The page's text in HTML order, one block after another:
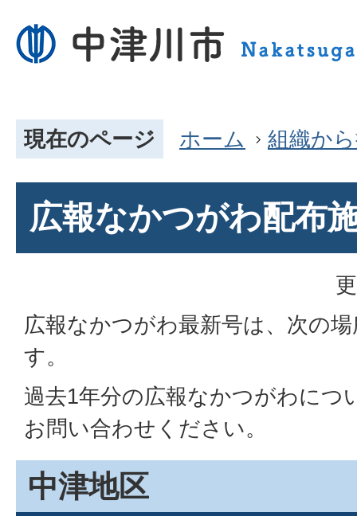
現在のページ ホーム 組織か
広報なかつがわ配布
広報なかつがわ最新号は、次の
す。
過去1年分の広報なかつがわにつ
お問い合わせください。
中津地区